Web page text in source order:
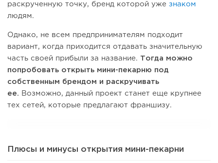
раскрученную точку, бренд которой уже знаком
людям.
Однако, не всем предпринимателям подходит
вариант, когда приходится отдавать значительную
часть своей прибыли за название. Тогда можно
попробовать открыть мини-пекарню под
собственным брендом и раскручивать
ее.
Возможно, данный проект станет еще крупнее
тех сетей, которые предлагают франшизу.
Плюсы и минусы открытия мини-пекарни